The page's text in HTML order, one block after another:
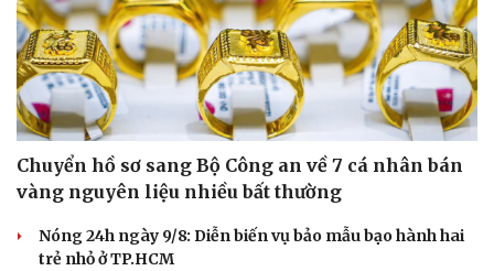
Chuyển hồ sơ sang Bộ Công an về 7 cá nhân bán
vàng nguyên liệu nhiều bất thường
Nóng 24h ngày 9/8: Diễn biến vụ bảo mẫu bạo hành hai
trẻ nhỏ ở TP.HCM